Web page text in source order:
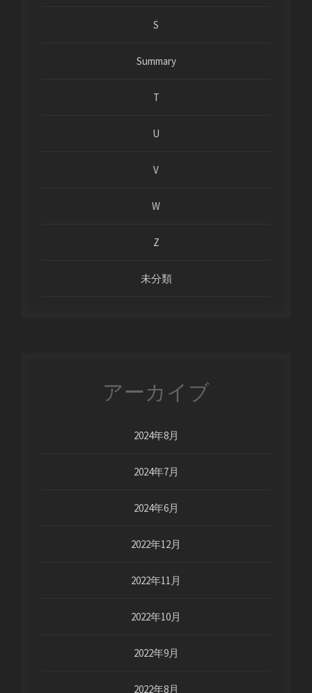
S
Summary
T
U
V
W
Z
未分類
アーカイブ
2024年8月
2024年7月
2024年6月
2022年12月
2022年11月
2022年10月
2022年9月
2022年8月